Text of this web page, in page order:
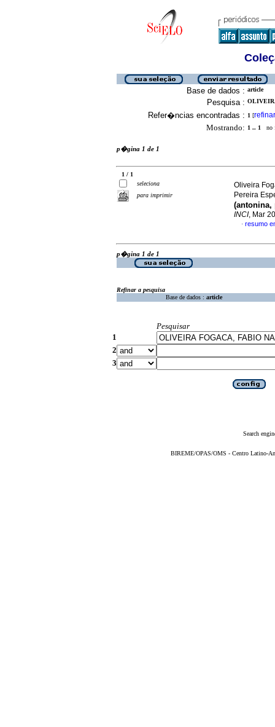
Base de dados : article
Pesquisa :
Refer�ncias encontradas : 1 [refinar
Mostrando: 1 .. 1 no
p�gina 1 de 1
1 / 1
seleciona
para imprimir
Oliveira
Pereira
(antonina,
INCI, Mar
· resumo
p�gina 1 de 1
Refinar a pesquisa
Base de dados : article
Pesquisar
1
2
3
Search
BIREME/OPAS/OMS - Centro Latino-